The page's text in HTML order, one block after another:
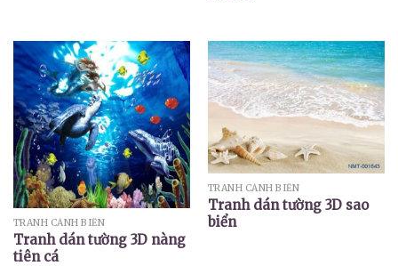
TRANH CẢNH BIỂN
Tranh dán tường 3D nàng
tiên cá
TRANH CẢNH BIỂN
Tranh dán tường 3D sao
biển